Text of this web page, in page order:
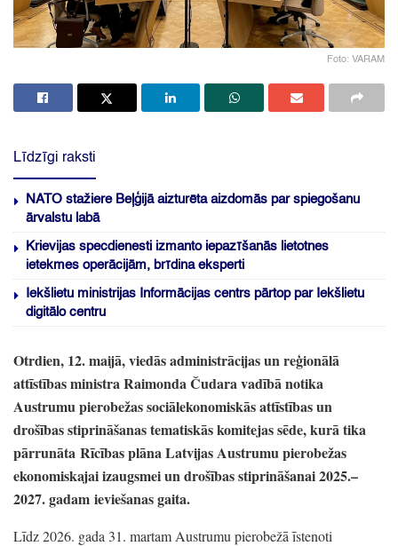
Foto: VARAM
Līdzīgi raksti
NATO stažiere Beļģijā aizturēta aizdomās par spiegošanu
ārvalstu labā
Krievijas specdienesti izmanto iepazīšanās lietotnes
ietekmes operācijām, brīdina eksperti
Iekšlietu ministrijas Informācijas centrs pārtop par Iekšlietu
digitālo centru
Otrdien, 12.maijā,viedās administrācijas un reģionālā
attīstības ministra Raimonda Čudara vadībā notika
Austrumu pierobežas sociālekonomiskās attīstības un
drošības stiprināšanas tematiskās komitejas sēde,kurā tika
pārrunāta Rīcības plāna Latvijas Austrumu pierobežas
ekonomiskajai izaugsmei un drošības stiprināšanai 2025.–
2027.gadam ieviešanas gaita.
Līdz 2026. gada 31. martam Austrumu pierobežā īstenoti